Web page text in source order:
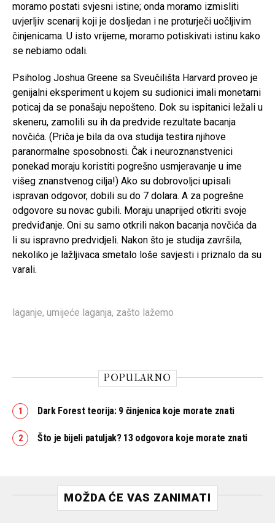
moramo postati svjesni istine; onda moramo izmisliti
uvjerljiv scenarij koji je dosljedan i ne proturječi uočljivim
činjenicama. U isto vrijeme, moramo potiskivati ​​istinu kako
se nebiamo odali.
Psiholog Joshua Greene sa Sveučilišta Harvard proveo je
genijalni eksperiment u kojem su sudionici imali monetarni
poticaj da se ponašaju nepošteno. Dok su ispitanici ležali u
skeneru, zamolili su ih da predvide rezultate bacanja
novčića. (Priča je bila da ova studija testira njihove
paranormalne sposobnosti. Čak i neuroznanstvenici
ponekad moraju koristiti pogrešno usmjeravanje u ime
višeg znanstvenog cilja!) Ako su dobrovoljci upisali
ispravan odgovor, dobili su do 7 dolara. A za pogrešne
odgovore su novac gubili. Moraju unaprijed otkriti svoje
predviđanje. Oni su samo otkrili nakon bacanja novčića da
li su ispravno predvidjeli. Nakon što je studija završila,
nekoliko je lažljivaca smetalo loše savjesti i priznalo da su
varali.
laganje, umijeće laganja, zašto lažemo
POPULARNO
Dark Forest teorija: 9 činjenica koje morate znati
Što je bijeli patuljak? 13 odgovora koje morate znati
MOŽDA ĆE VAS ZANIMATI